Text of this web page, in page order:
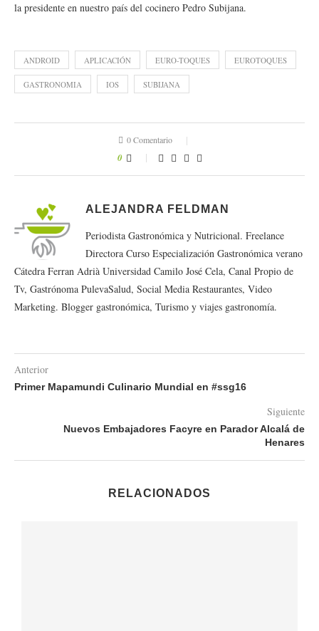
la presidente en nuestro país del cocinero Pedro Subijana.
ANDROID APLICACIÓN EURO-TOQUES EUROTOQUES
GASTRONOMIA IOS SUBIJANA
0 Comentario
0
ALEJANDRA FELDMAN
Periodista Gastronómica y Nutricional. Freelance
Directora Curso Especialización Gastronómica verano
Cátedra Ferran Adrià Universidad Camilo José Cela, Canal Propio de
Tv, Gastrónoma PulevaSalud, Social Media Restaurantes, Video
Marketing. Blogger gastronómica, Turismo y viajes gastronomía.
Anterior
Primer Mapamundi Culinario Mundial en #ssg16
Siguiente
Nuevos Embajadores Facyre en Parador Alcalá de
Henares
RELACIONADOS